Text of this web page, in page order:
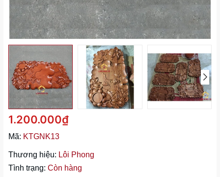
1.200.000₫
Mã: KTGNK13
Thương hiệu: Lôi Phong
Tình trạng: Còn hàng